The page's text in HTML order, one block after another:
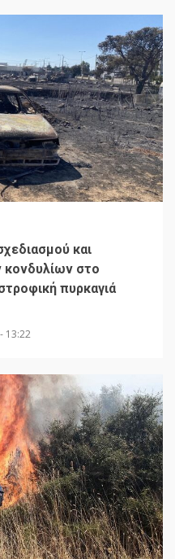
και
κονδυλίων στο
πυρκαγιά
13:22